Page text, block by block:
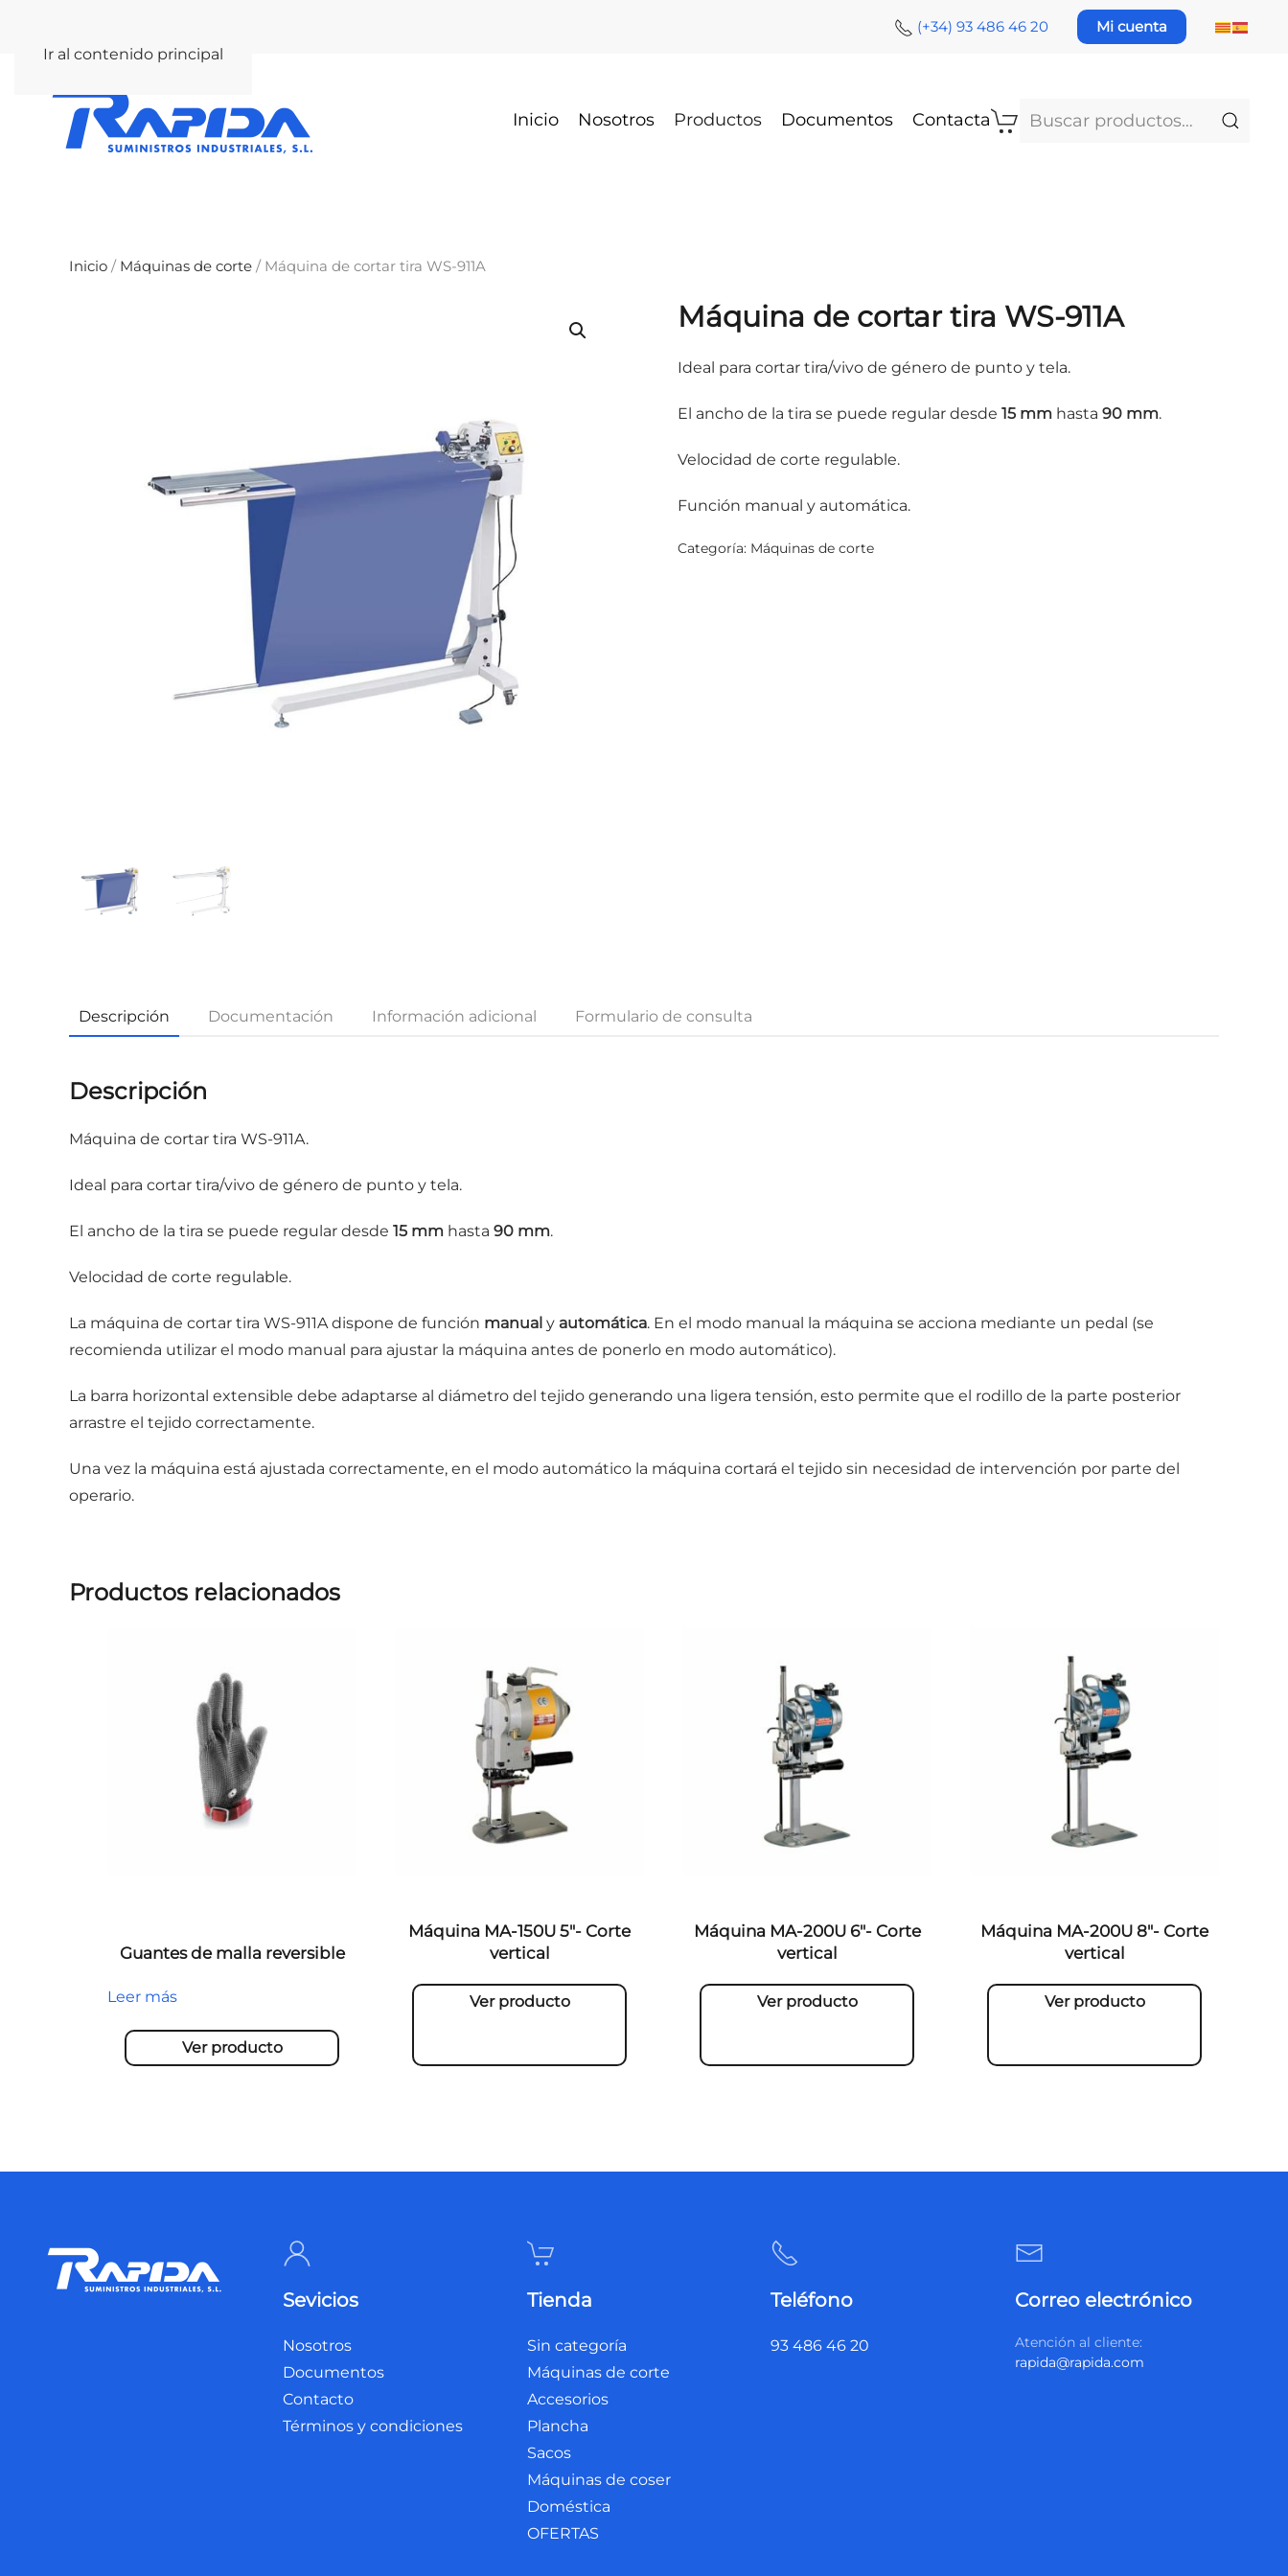
Ir al contenido principal
(+34) 93 486 46 20 Mi cuenta
Inicio Nosotros Productos Documentos Contacta
Buscar
Inicio / Máquinas de corte / Máquina de cortar tira WS-911A
Máquina de cortar tira WS-911A
Ideal para cortar tira/vivo de género de punto y tela.
El ancho de la tira se puede regular desde 15 mm hasta 90 mm.
Velocidad de corte regulable.
Función manual y automática.
Categoría: Máquinas de corte
Descripción Documentación Información adicional Formulario de consulta
Descripción
Máquina de cortar tira WS-911A.
Ideal para cortar tira/vivo de género de punto y tela.
El ancho de la tira se puede regular desde 15 mm hasta 90 mm.
Velocidad de corte regulable.
La máquina de cortar tira WS-911A dispone de función manual y automática. En el modo manual la máquina se acciona mediante un pedal (se
recomienda utilizar el modo manual para ajustar la máquina antes de ponerlo en modo automático).
La barra horizontal extensible debe adaptarse al diámetro del tejido generando una ligera tensión, esto permite que el rodillo de la parte posterior
arrastre el tejido correctamente.
Una vez la máquina está ajustada correctamente, en el modo automático la máquina cortará el tejido sin necesidad de intervención por parte del
operario.
Productos relacionados
Guantes de malla reversible
Leer más
Ver producto
Máquina MA-150U 5″- Corte
vertical
Ver producto
Máquina MA-200U 6″- Corte
vertical
Ver producto
Máquina MA-200U 8″- Corte
vertical
Ver producto
Sevicios
Nosotros
Documentos
Contacto
Términos y condiciones
Tienda
Sin categoría
Máquinas de corte
Accesorios
Plancha
Sacos
Máquinas de coser
Doméstica
OFERTAS
Teléfono
93 486 46 20
Correo electrónico
Atención al cliente:
rapida@rapida.com